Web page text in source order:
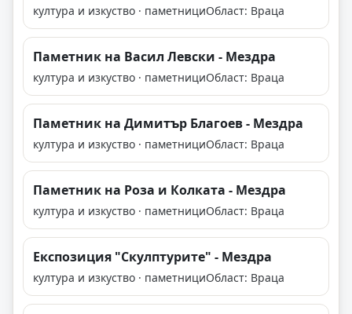
култура и изкуство · паметнициОбласт: Враца
Паметник на Васил Левски - Мездра
култура и изкуство · паметнициОбласт: Враца
Паметник на Димитър Благоев - Мездра
култура и изкуство · паметнициОбласт: Враца
Паметник на Роза и Колката - Мездра
култура и изкуство · паметнициОбласт: Враца
Експозиция "Скулптурите" - Мездра
култура и изкуство · паметнициОбласт: Враца